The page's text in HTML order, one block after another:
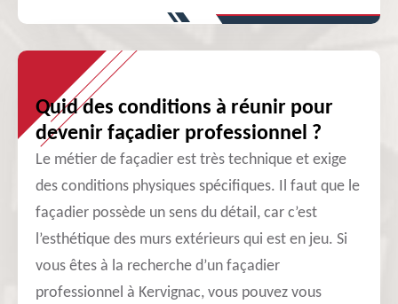
Quid des conditions à réunir pour
devenir façadier professionnel ?
Le métier de façadier est très technique et exige
des conditions physiques spécifiques. Il faut que le
façadier possède un sens du détail, car c’est
l’esthétique des murs extérieurs qui est en jeu. Si
vous êtes à la recherche d’un façadier
professionnel à Kervignac, vous pouvez vous